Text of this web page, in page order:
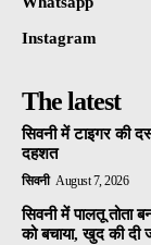
Instagram
The latest
सिवनी में टाइगर की
दहशत
सिवनी August 7, 2026
सिवनी में पालतू तोता
को बचाया, खुद की दी